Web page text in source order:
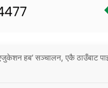
हब’ सञ्चालन, एकै ठाउँबाट